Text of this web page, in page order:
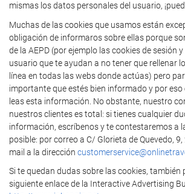
mismas los datos personales del usuario,
Muchas de las cookies que usamos están
obligación de informaros sobre ellas porque
de la AEPD (por ejemplo las cookies de sesión
usuario que te ayudan a no tener que rellenar
línea en todas las webs donde actúas) pero
importante que estés bien informado y por eso
leas esta información. No obstante, nuestro
nuestros clientes es total: si tienes cualquier
información, escríbenos y te contestaremos a
posible: por correo a C/ Glorieta de Quevedo,
mail a la dirección
Si te quedan dudas sobre las cookies, también
siguiente enlace de la Interactive Advertising